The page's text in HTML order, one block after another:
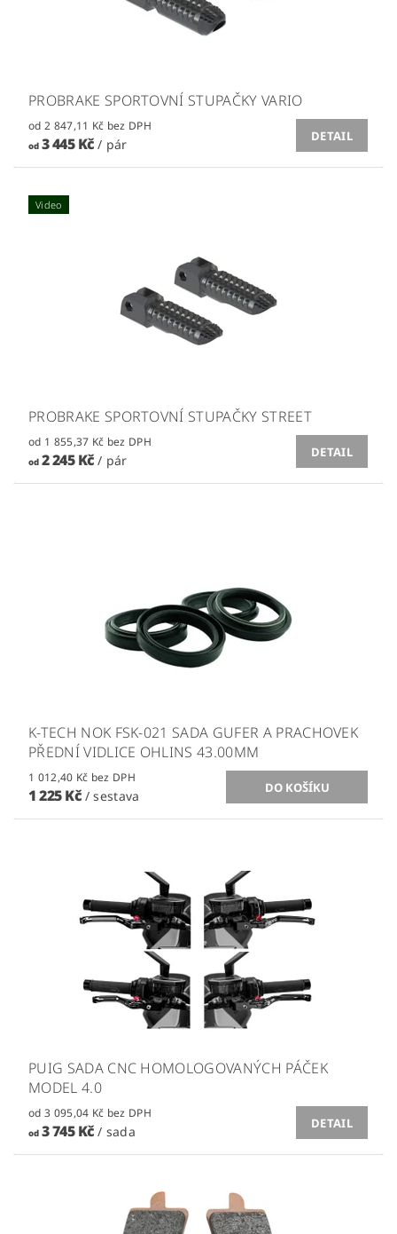
PROBRAKE SPORTOVNÍ STUPAČKY VARIO
od 2 847,11 Kč bez DPH
od3 445 Kč/ pár
DETAIL
Video
PROBRAKE SPORTOVNÍ STUPAČKY STREET
od 1 855,37 Kč bez DPH
od2 245 Kč/ pár
DETAIL
K-TECH NOK FSK-021 SADA GUFER A PRACHOVEK
PŘEDNÍ VIDLICE OHLINS 43.00MM
1 012,40 Kč bez DPH
1 225 Kč / sestava
PUIG SADA CNC HOMOLOGOVANÝCH PÁČEK
MODEL 4.0
od 3 095,04 Kč bez DPH
od3 745 Kč/ sada
DETAIL